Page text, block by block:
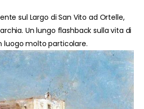
sul Largo di San Vito ad Ortelle,
Un lungo flashback sulla vita di
luogo molto particolare.